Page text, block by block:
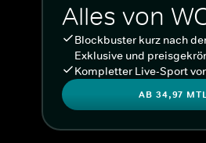
Alles von
Blockbuster kurz nach
Exklusive und
Kompletter Live-Sport
AB 34,97